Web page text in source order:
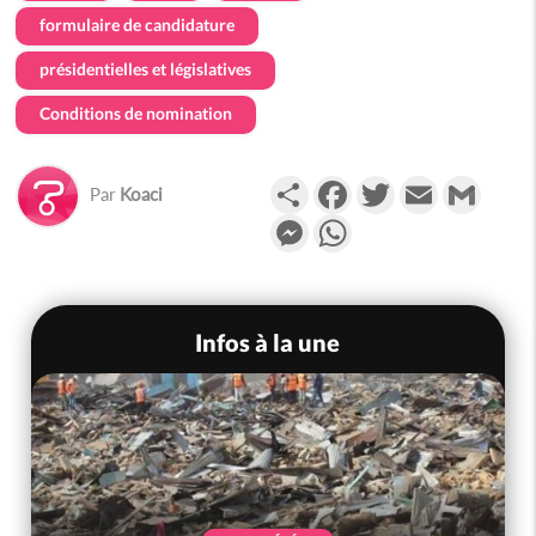
formulaire de candidature
présidentielles et législatives
Conditions de nomination
Par Koaci PartagerFacebookTwitterEmail
Messenger
Infos à la une